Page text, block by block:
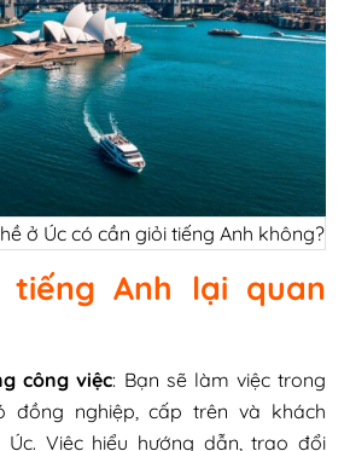
ở Úc có cần giỏi tiếng Anh không?
tiếng Anh lại quan
công việc: Bạn sẽ làm việc trong
đồng nghiệp, cấp trên và khách
Việc hiểu hướng dẫn, trao đổi